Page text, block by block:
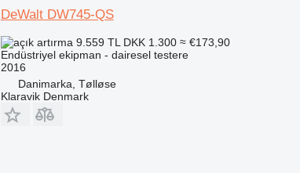
DeWalt DW745-QS
9.559 TL DKK 1.300 ≈ €173,90
Endüstriyel ekipman - dairesel testere
2016
Danimarka, Tølløse
Klaravik Denmark